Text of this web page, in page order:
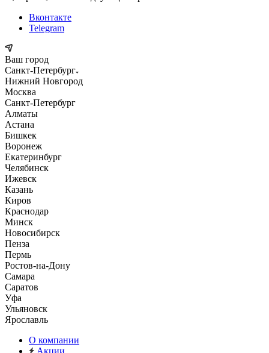
Вконтакте
Telegram
Ваш город
Санкт-Петербург
Нижний Новгород
Москва
Санкт-Петербург
Алматы
Астана
Бишкек
Воронеж
Екатеринбург
Челябинск
Ижевск
Казань
Киров
Краснодар
Минск
Новосибирск
Пенза
Пермь
Ростов-на-Дону
Самара
Саратов
Уфа
Ульяновск
Ярославль
О компании
Акции